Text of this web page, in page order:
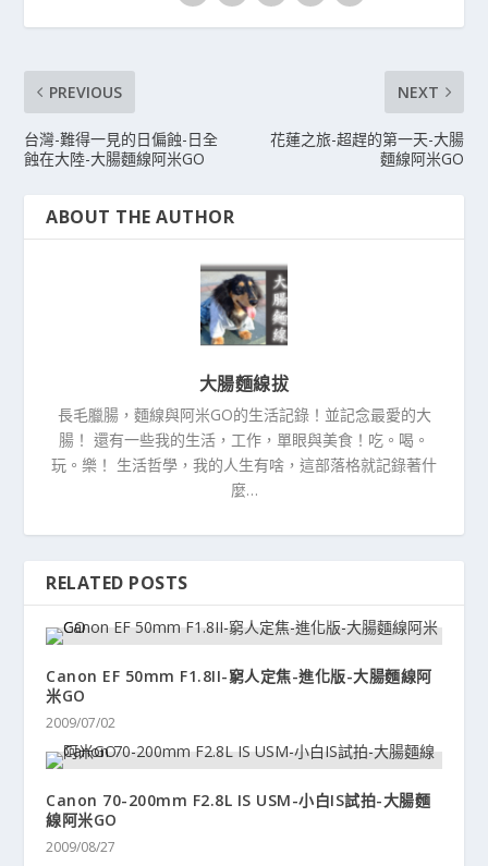
PREVIOUS
台灣-難得一見的日偏蝕-日全
蝕在大陸-大腸麵線阿米GO
NEXT
花蓮之旅-超趕的第一天-大腸
麵線阿米GO
ABOUT THE AUTHOR
大腸麵線拔
長毛臘腸，麵線與阿米GO的生活記錄！並記念最愛的大
腸！ 還有一些我的生活，工作，單眼與美食！吃。喝。
玩。樂！ 生活哲學，我的人生有啥，這部落格就記錄著什
麼…
RELATED POSTS
Canon EF 50mm F1.8II-窮人定焦-進化版-大腸麵線阿
米GO
2009/07/02
Canon 70-200mm F2.8L IS USM-小白IS試拍-大腸麵
線阿米GO
2009/08/27